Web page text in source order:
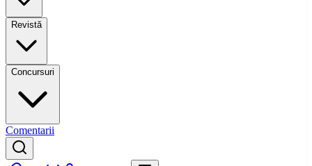
Revistă
Concursuri
Comentarii